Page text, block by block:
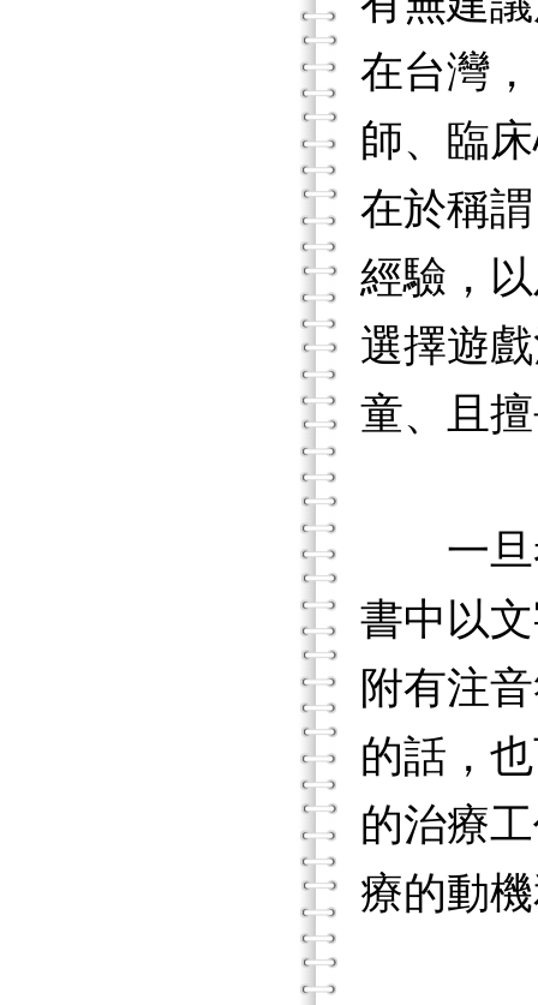
在台灣
師、臨
在於稱
經驗，
選擇遊
童、且
一旦考
書中以
附有注
的話，
的治療
療的動